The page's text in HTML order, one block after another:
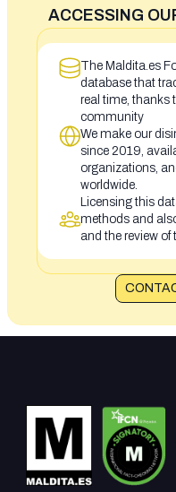
ACCESSING
The Maldita.es
database that
real time, thanks
community
We make our
since 2019,
organizations,
worldwide.
Licensing this
methods and
and the review of